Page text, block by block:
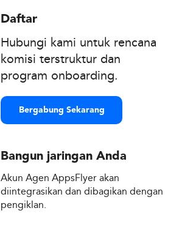
Daftar
Hubungi kami untuk rencana
komisi terstruktur dan
program onboarding.
Bergabung Sekarang
Bangun jaringan Anda
Akun Agen AppsFlyer akan
diintegrasikan dan dibagikan dengan
pengiklan.